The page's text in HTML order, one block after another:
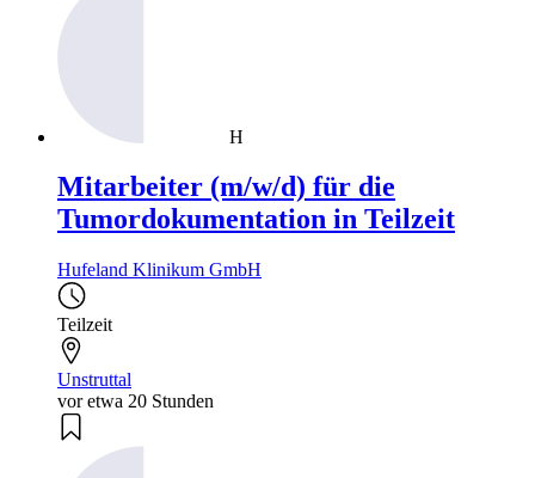
H
Mitarbeiter (m/w/d) für die
Tumordokumentation in Teilzeit
Hufeland Klinikum GmbH
Teilzeit
Unstruttal
vor etwa 20 Stunden